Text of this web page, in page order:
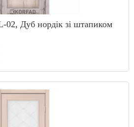
02, Дуб нордік зі штапиком